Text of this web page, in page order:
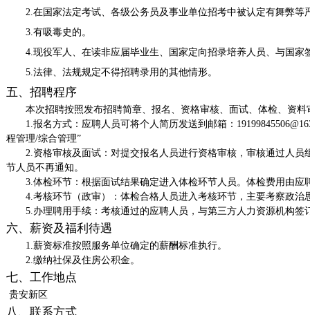
2.在国家法定考试、各级公务员及事业单位招考中被认定有舞弊等
3.有吸毒史的。
4.现役军人、在读非应届毕业生、国家定向招录培养人员、与国家
5.法律、法规规定不得招聘录用的其他情形。
五、招聘程序
本次招聘按照发布招聘简章、报名、资格审核、面试、体检、资
1.报名方式：应聘人员可将个人简历发送到邮箱：
程管理/综合管理”
2.资格审核及面试：对提交报名人员进行资格审核，审核通过人
节人员不再通知。
3.体检环节：根据面试结果确定进入体检环节人员。体检费用由
4.考核环节（政审）：体检合格人员进入考核环节，主要考察政
5.办理聘用手续：考核通过的应聘人员，与第三方人力资源机构
六、薪资及福利待遇
1.薪资标准按照服务单位确定的薪酬标准执行。
2.缴纳社保及住房公积金。
七、工作地点
​ 贵安新区
八 、 联系方式